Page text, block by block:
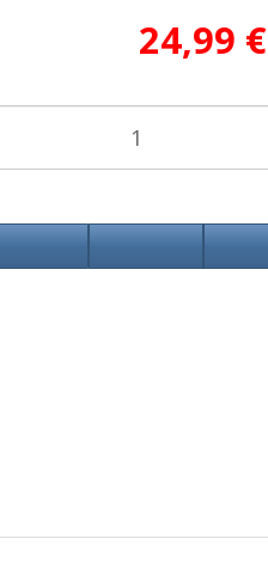
24,99 €